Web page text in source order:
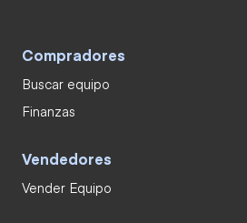
Compradores
Buscar equipo
Finanzas
Vendedores
Vender Equipo